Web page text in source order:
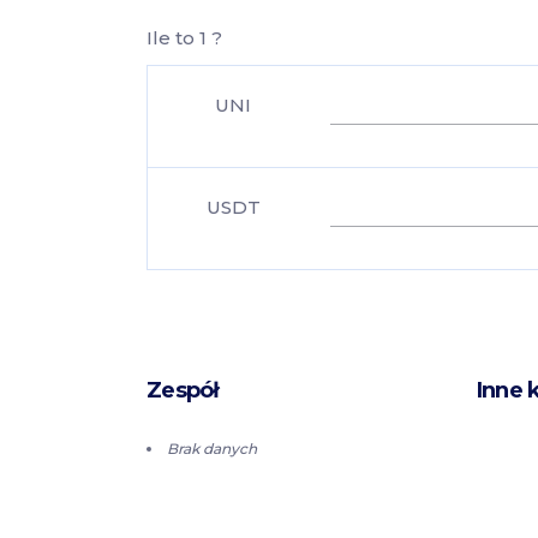
Ile to 1 ?
UNI
USDT
Zespół
Brak danych
Inne